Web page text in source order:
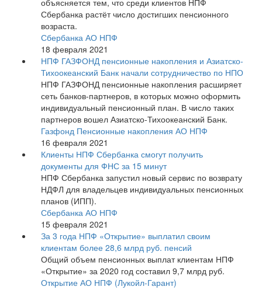
объясняется тем, что среди клиентов НПФ
Сбербанка растёт число достигших пенсионного
возраста.
Сбербанка АО НПФ
18 февраля 2021
НПФ ГАЗФОНД пенсионные накопления и Азиатско-
Тихоокеанский Банк начали сотрудничество по НПО
НПФ ГАЗФОНД пенсионные накопления расширяет
сеть банков-партнеров, в которых можно оформить
индивидуальный пенсионный план. В число таких
партнеров вошел Азиатско-Тихоокеанский Банк.
Газфонд Пенсионные накопления АО НПФ
16 февраля 2021
Клиенты НПФ Сбербанка смогут получить
документы для ФНС за 15 минут
НПФ Сбербанка запустил новый сервис по возврату
НДФЛ для владельцев индивидуальных пенсионных
планов (ИПП).
Сбербанка АО НПФ
15 февраля 2021
За 3 года НПФ «Открытие» выплатил своим
клиентам более 28,6 млрд руб. пенсий
Общий объем пенсионных выплат клиентам НПФ
«Открытие» за 2020 год составил 9,7 млрд руб.
Открытие АО НПФ (Лукойл-Гарант)